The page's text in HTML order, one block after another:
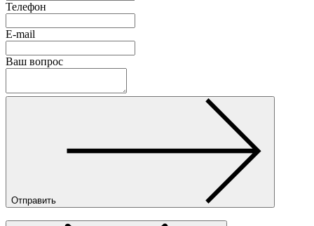
Телефон
E-mail
Ваш вопрос
Отправить